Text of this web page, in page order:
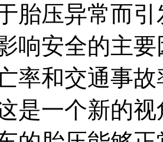
胎压异常而
响安全的主
率和交通事
是一个新的